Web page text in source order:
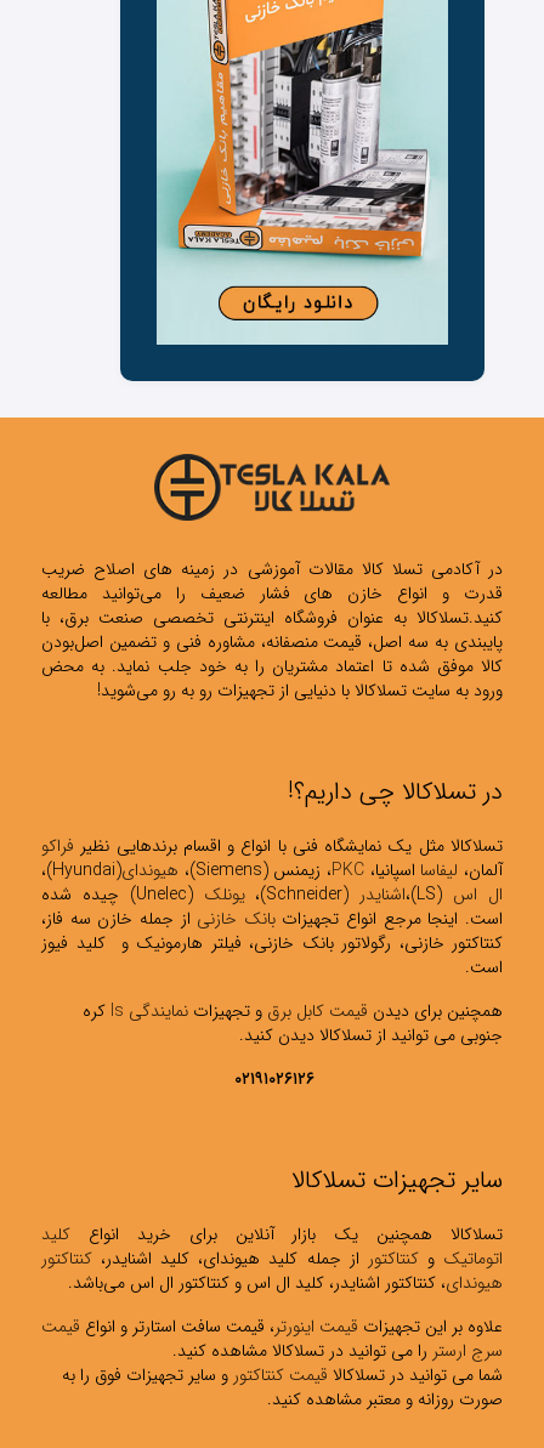
در آکادمی تسلا کالا مقالات آموزشی در زمینه های اصلاح ضریب
قدرت و انواع خازن های فشار ضعیف را می‌توانید مطالعه
کنید.تسلاکالا به عنوان فروشگاه اینترنتی تخصصی صنعت برق، با
پایبندی به سه اصل، قیمت منصفانه، مشاوره فنی و تضمین اصل‌بودن
کالا موفق شده تا اعتماد مشتریان را به خود جلب نماید. به محض
ورود به سایت تسلاکالا با دنیایی از تجهیزات رو به رو می‌شوید!
در تسلاکالا چی داریم؟!
تسلاکالا مثل یک نمایشگاه فنی با انواع و اقسام برندهایی نظیر فراکو
آلمان، لیفاسا اسپانیا، PKC، زیمنس (Siemens)، هیوندای(Hyundai)،
ال اس (LS)، اشنایدر (Schneider)، یونلک
(Unelec) چیده شده
است. اینجا مرجع انواع تجهیزاتبانک خازنی از جمله خازن سه فاز،
کنتاکتور خازنی، رگولاتور بانک خازنی، فیلتر هارمونیک و کلید فیوز
است.
همچنین برای دیدن قیمت کابل برق و تجهیزات نمایندگی ls
کره
جنوبی می توانید از تسلاکالا دیدن کنید.
۰۲۱۹۱۰۲۶۱۲۶
سایر تجهیزات تسلاکالا
تسلاکالا همچنین یک بازار آنلاین برای خرید انواع کلید
اتوماتیک وکنتاکتور از جمله کلید هیوندای، کلید اشنایدر، کنتاکتور
هیوندای، کنتاکتور اشنایدر، کلید ال اس و کنتاکتور ال اس می‌باشد.
علاوه بر این تجهیزات قیمت اینورتر، قیمت سافت استارتر و انواع قیمت
سرج ارستر را می توانید در تسلاکالا مشاهده کنید.
شما می توانید در تسلاکالا قیمت کنتاکتور و سایر تجهیزات فوق را به
صورت روزانه و معتبر مشاهده کنید.